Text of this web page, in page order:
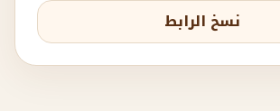
نسخ الرابط